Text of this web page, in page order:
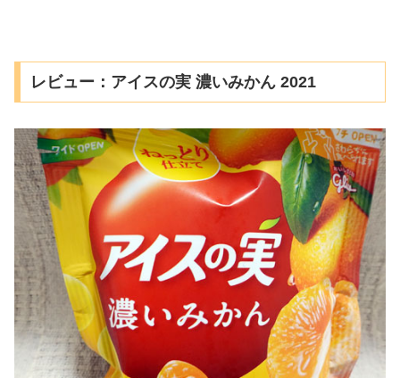
レビュー：アイスの実 濃いみかん 2021